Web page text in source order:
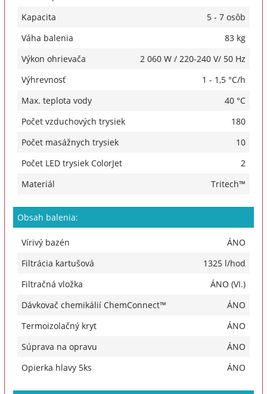
Kapacita
5 - 7 osôb
Váha balenia
83 kg
Výkon ohrievača
2 060 W / 220-240 V/ 50 Hz
Výhrevnosť
1 - 1,5 °C/h
Max. teplota vody
40 °C
Počet vzduchových trysiek
180
Počet masážnych trysiek
10
Počet LED trysiek ColorJet
2
Materiál
Tritech™
Obsah balenia:
Vírivý bazén
ÁNO
Filtrácia kartušová
1325 l/hod
Filtračná vložka
ÁNO (VI.)
Dávkovač chemikálií ChemConnect™
ÁNO
Termoizolačný kryt
ÁNO
Súprava na opravu
ÁNO
Opierka hlavy 5ks
ÁNO